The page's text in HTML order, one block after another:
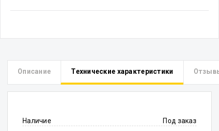
Описание Технические характеристики
Наличие
Под заказ